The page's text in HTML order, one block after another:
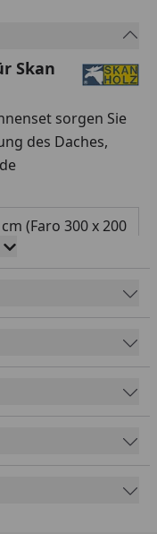
Skan
sorgen Sie
des Daches,
(Faro 300 x 200
(Faro 300 x 250
(Faro 300 x 300